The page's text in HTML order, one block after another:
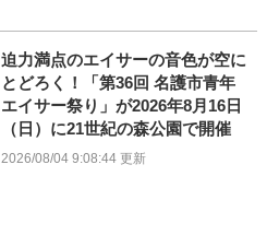
迫力満点のエイサーの音色が空に
とどろく！「第36回 名護市青年
エイサー祭り」が2026年8月16日
（日）に21世紀の森公園で開催
2026/08/04 9:08:44 更新